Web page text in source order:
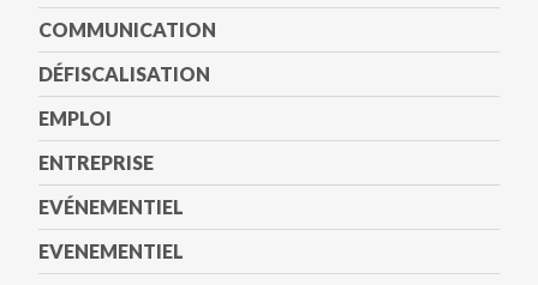
COMMUNICATION
DÉFISCALISATION
EMPLOI
ENTREPRISE
EVÉNEMENTIEL
EVENEMENTIEL